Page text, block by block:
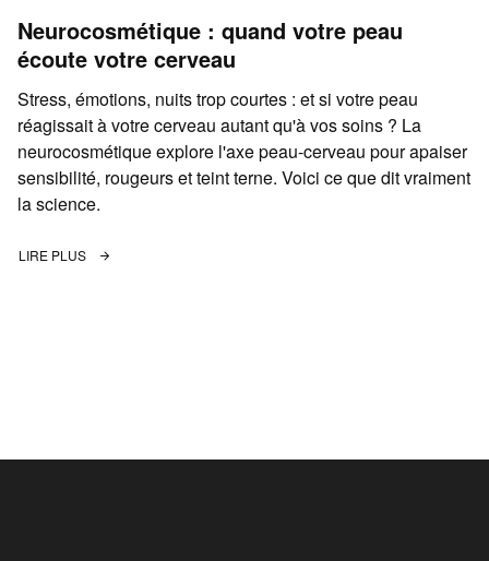
Neurocosmétique : quand votre peau
écoute votre cerveau
Stress, émotions, nuits trop courtes : et si votre peau
réagissait à votre cerveau autant qu'à vos soins ? La
neurocosmétique explore l'axe peau-cerveau pour apaiser
sensibilité, rougeurs et teint terne. Voici ce que dit vraiment
la science.
LIRE PLUS